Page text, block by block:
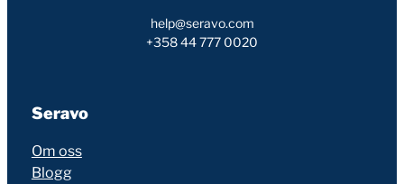
help@seravo.com
+358 44 777 0020
Seravo
Om oss
Blogg